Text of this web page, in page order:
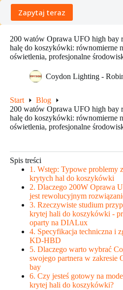
Skip
content
Zapytaj teraz
200 watów Oprawa UFO high bay
halę do koszykówki: równomierne
oświetlenia, profesjonalne
Coydon Lighting -
Start
Blog
200 watów Oprawa UFO high bay
halę do koszykówki: równomierne
oświetlenia, profesjonalne
Spis treści
1. Wstęp: Typowe problemy
krytych hal do koszykówki
2. Dlaczego 200W Oprawa
jest rewolucyjnym
3. Rzeczywiste studium
krytej hali do koszykówki -
oparty na DIALux
4. Specyfikacja techniczna i
KD-HBD
5. Dlaczego warto wybrać
swojego partnera w zakresie
bay
6. Czy jesteś gotowy na
krytej hali do koszykówki?